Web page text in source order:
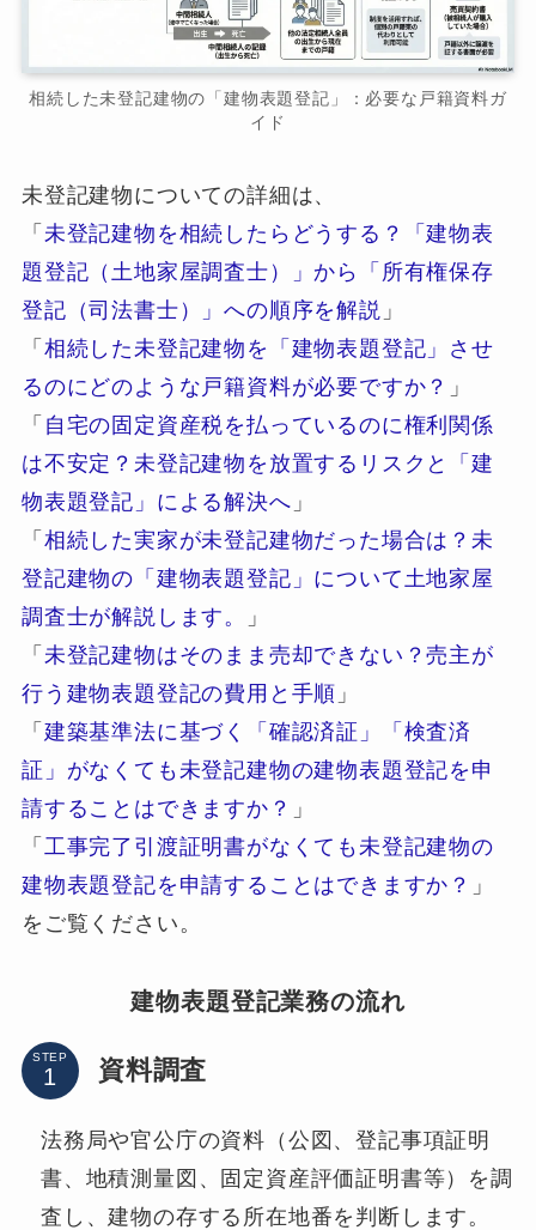
相続した未登記建物の「建物表題登記」：必要な戸籍資料ガ
イド
未登記建物についての詳細は、
「 未登記建物を相続したらどうする？「建物表
題登記（土地家屋調査士）」から「所有権保存
登記（司法書士）」への順序を解説 」
「 相続した未登記建物を「建物表題登記」させ
るのにどのような戸籍資料が必要ですか？ 」
「 自宅の固定資産税を払っているのに権利関係
は不安定？未登記建物を放置するリスクと「建
物表題登記」による解決へ 」
「 相続した実家が未登記建物だった場合は？未
登記建物の「建物表題登記」について土地家屋
調査士が解説します。
」
「 未登記建物はそのまま売却できない？売主が
行う建物表題登記の費用と手順 」
「 建築基準法に基づく「確認済証」「検査済
証」がなくても未登記建物の建物表題登記を申
請することはできますか？ 」
「 工事完了引渡証明書がなくても未登記建物の
建物表題登記を申請することはできますか？ 」
をご覧ください。
建物表題登記業務の流れ
STEP 資料調査
法務局や官公庁の資料（公図、登記事項証明
書、地積測量図、固定資産評価証明書等）を調
査し、建物の存する所在地番を判断します。